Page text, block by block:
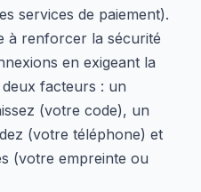
services de paiement).
à renforcer la sécurité
en exigeant la
facteurs : un
(votre code), un
(votre téléphone) et
(votre empreinte ou